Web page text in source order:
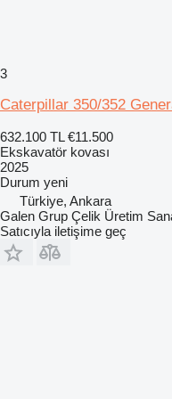
3
Caterpillar 350/352
632.100 TL €11.500
Ekskavatör kovası
2025
Durum yeni
Türkiye, Ankara
Galen Grup Çelik Üretim
Satıcıyla iletişime geç